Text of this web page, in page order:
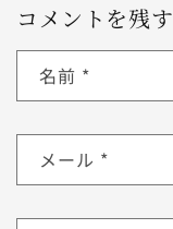
コメントを残す
名前 *
メール *